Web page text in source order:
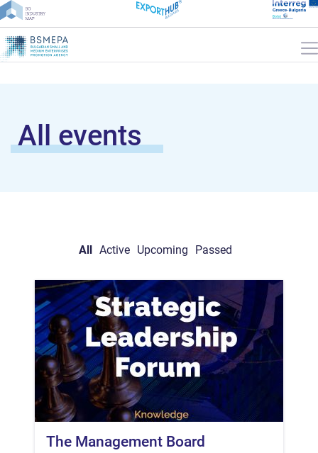
All events
All Active Upcoming Passed
The Management Board